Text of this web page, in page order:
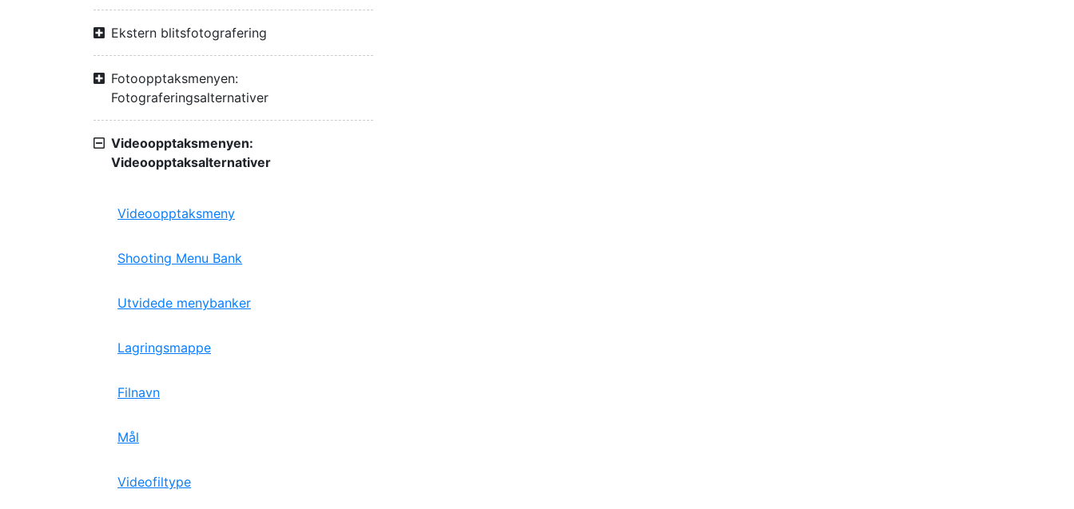
Ekstern blitsfotografering
Fotoopptaksmenyen:
Fotograferingsalternativer
Videoopptaksmenyen:
Videoopptaksalternativer
Videoopptaksmeny
Shooting Menu Bank
Utvidede menybanker
Lagringsmappe
Filnavn
Mål
Videofiltype